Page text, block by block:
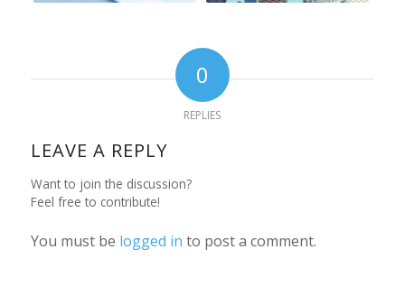
0
REPLIES
LEAVE A REPLY
Want to join the discussion?
Feel free to contribute!
You must be logged in to post a comment.